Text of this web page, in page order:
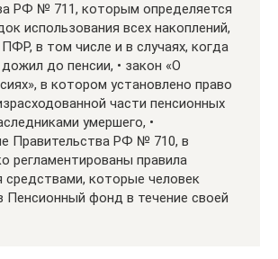
РФ № 711, которым определяется
использования всех накоплений,
в том числе и в случаях, когда
до пенсии, • закон «О
в котором установлено право
части пенсионных
умершего, •
Правительства РФ № 710, в
регламентированы правила
средствами, которые человек
Пенсионный фонд в течение своей